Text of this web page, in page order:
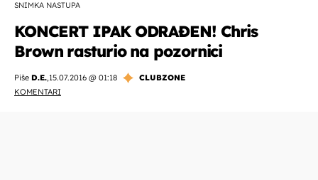
SNIMKA NASTUPA
KONCERT IPAK ODRAĐEN! Chris
Brown rasturio na pozornici
Piše D.E.,15.07.2016 @ 01:18
CLUBZONE
KOMENTARI